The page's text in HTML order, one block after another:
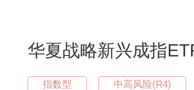
华夏战略新兴成指
指数型 中高风险(R4)